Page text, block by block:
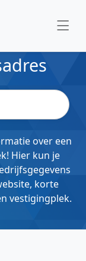
over een
Hier kun je
korte
vestigingplek.